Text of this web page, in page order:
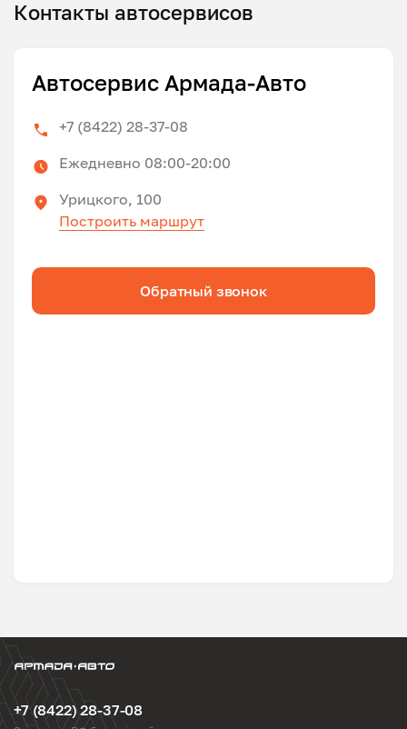
Контакты автосервисов
Автосервис Армада-Авто
+7 (8422) 28-37-08
Ежедневно 08:00-20:00
Урицкого, 100
Построить маршрут
Обратный звонок
+7 (8422) 28-37-08